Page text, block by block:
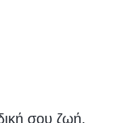
σου ζωή.